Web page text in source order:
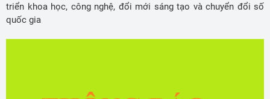
triển khoa học, công nghệ, đổi mới sáng tạo và chuyển đổi số
quốc gia